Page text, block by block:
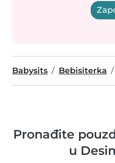
Babysits Bebisiterka
Pronađite
u